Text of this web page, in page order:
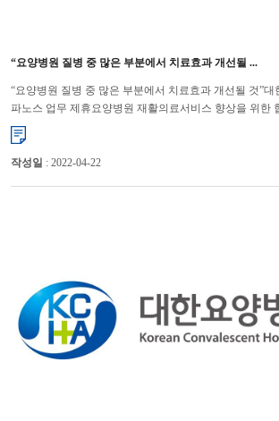
“요양병원 질병 중 많은 부분에서 치료효과 개선될 ...
“요양병원 질병 중 많은 부분에서 치료효과 개선될 것”
파노스 업무 제휴요양병원 재활의료서비스 향상을 위한
체결 대한요양병원협회(협회장 기평석)와 (주)파노스(대
작성일 : 2022-04-22